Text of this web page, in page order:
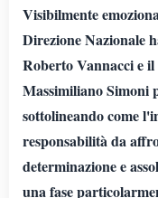
Visibilmente
Direzione Nazionale
Roberto Vannacci e
Massimiliano Simoni
sottolineando come
responsabilità da
determinazione e
una fase